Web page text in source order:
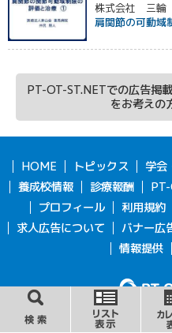
株式会社 三輪
肩関節の可動域
PT-OT-ST.NETでの広告掲
をお考えの
HOME トピックス 学会
養成校情報
診療報酬
プロフィール
利用規約
求人広告について
バナー広
情報提供